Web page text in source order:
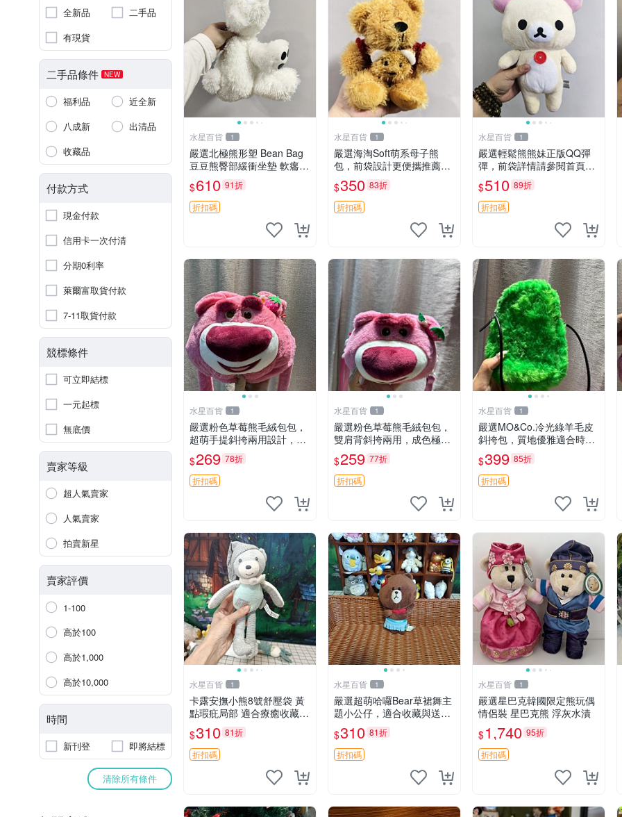
全新品
二手品
有現貨
二手品條件 NEW
福利品
近全新
八成新
出清品
收藏品
付款方式
現金付款
信用卡一次付清
分期0利率
萊爾富取貨付款
7-11取貨付款
競標條件
可立即結標
一元起標
無底價
賣家等級
超人氣賣家
人氣賣家
拍賣新星
賣家評價
1-100
高於100
高於1,000
高於10,000
時間
新刊登 即將結標
清除所有條件
水星百貨 1
嚴選北極熊形塑 Bean Bag
豆豆熊臀部緩衝坐墊 軟癟癟
舒壓設計 保暖又實用 適合
久坐放松 推薦居家使用 RU
SS系列 豆豆熊屁屁坐墊 3D
顆粒結構
$610 91折
折扣碼
水星百貨 1
嚴選海淘Soft萌系母子熊
包，前袋設計更便攜推薦收
藏 母子熊 軟綿綿 包包
$350 83折
折扣碼
水星百貨 1
嚴選輕鬆熊熊妹正版QQ彈
彈，前袋詳情請參閱首頁置
頂說明適合收藏 QQ彈彈 正
版 熊熊妹
$510 89折
折扣碼
水星百貨 1
嚴選粉色草莓熊毛絨包包，
超萌手提斜挎兩用設計，成
色上佳容量大 粉紅草莓 毛
絨包 超大容量
$269 78折
折扣碼
水星百貨 1
嚴選粉色草莓熊毛絨包包，
雙肩背斜挎兩用，成色極佳
精準關鍵詞：草莓熊 包包
毛絨
$259 77折
折扣碼
水星百貨 1
嚴選MO&Co.冷光綠羊毛皮
斜挎包，質地優雅適合時尚
穿搭 冷光綠 皮包 斜挎包
$399 85折
折扣碼
水星百貨 1
卡露安撫小熊8號舒壓袋 黃
點瑕疪局部 適合療癒收藏
撫慰身心 美肌養護 放鬆好
物
$310 81折
折扣碼
水星百貨 1
嚴選超萌哈囉Bear草裙舞主
題小公仔，適合收藏與送禮
100 克 哈囉Bear 草裙舞
$310 81折
折扣碼
水星百貨 1
嚴選星巴克韓國限定熊玩偶
情侶裝 星巴克熊 浮灰水漬
$1,740 95折
折扣碼